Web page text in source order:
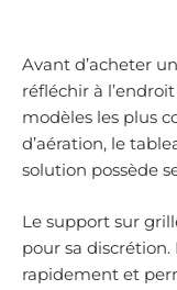
Avant d’acheter
réfléchir à
modèles les plus
d’aération, le
solution possède
Le support sur
pour sa discrétion.
rapidement et